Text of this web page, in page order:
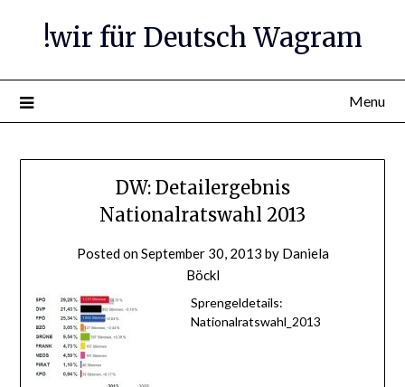
!wir für Deutsch Wagram
Menu
DW: Detailergebnis
Nationalratswahl 2013
Posted onSeptember 30, 2013 by Daniela
Böckl
Sprengeldetails:
Nationalratswahl_2013